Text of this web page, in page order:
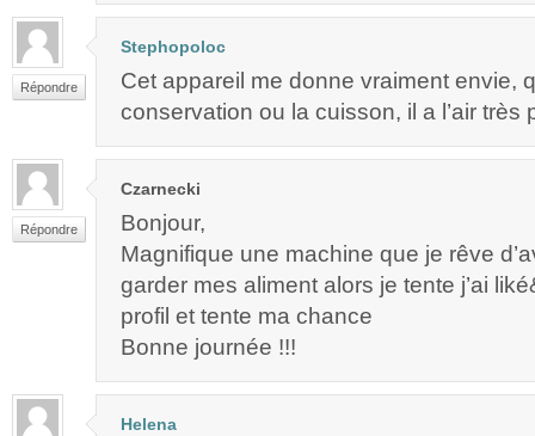
Répondre
Stephopoloc
Cet appareil me donne vraiment envie,
conservation ou la cuisson, il a l’air très
Répondre
Czarnecki
Bonjour,
Magnifique une machine que je rêve
garder mes aliment alors je tente j’ai
profil et tente ma chance
Bonne journée !!!
Helena